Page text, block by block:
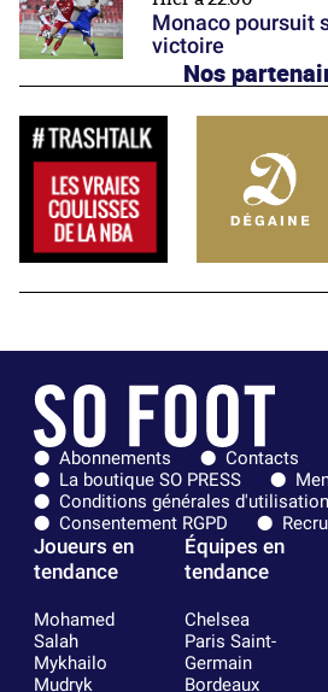
Monaco poursuit
victoire
Nos
Abonnements
Contacts
La boutique SO PRESS
Conditions générales d'utilisation
Consentement RGPD
Joueurs en
tendance
Mohamed
Salah
Mykhailo
Mudryk
Équipes en
tendance
Chelsea
Paris Saint-
Germain
Bordeaux